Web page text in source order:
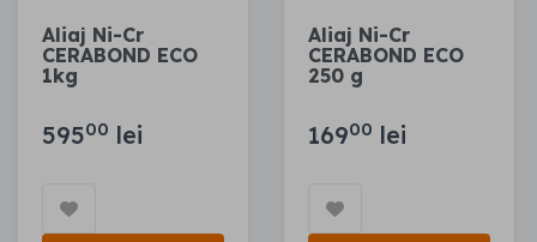
Aliaj Ni-Cr
CERABOND ECO
1kg
59500 lei
Aliaj Ni-Cr
CERABOND ECO
250 g
16900 lei